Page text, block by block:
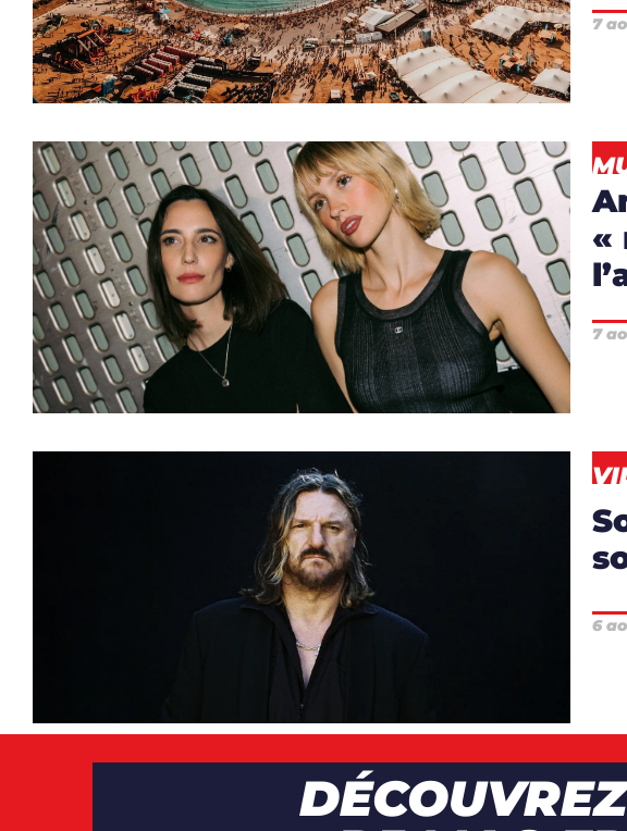
ARTICLES,EVENT,NEWS
7
ARTICLES,ARTISTES,
ARTISTES,DJS,
MUSIQUE ,NEWS
«
7
ARTICLES ,ARTISTES
NEWS
6
DÉCOUVREZ